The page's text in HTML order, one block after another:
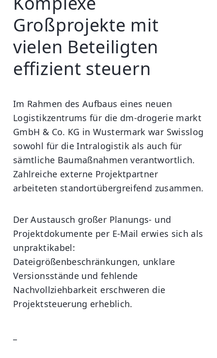
Großprojekte mit
vielen Beteiligten
effizient steuern
Im Rahmen des Aufbaus eines neuen
Logistikzentrums für die dm-drogerie markt
GmbH & Co. KG in Wustermark war Swisslog
sowohl für die Intralogistik als auch für
sämtliche Baumaßnahmen verantwortlich.
Zahlreiche externe Projektpartner
arbeiteten standortübergreifend zusammen.
Der Austausch großer Planungs- und
Projektdokumente per E-Mail erwies sich als
unpraktikabel:
Dateigrößenbeschränkungen, unklare
Versionsstände und fehlende
Nachvollziehbarkeit erschweren die
Projektsteuerung erheblich.